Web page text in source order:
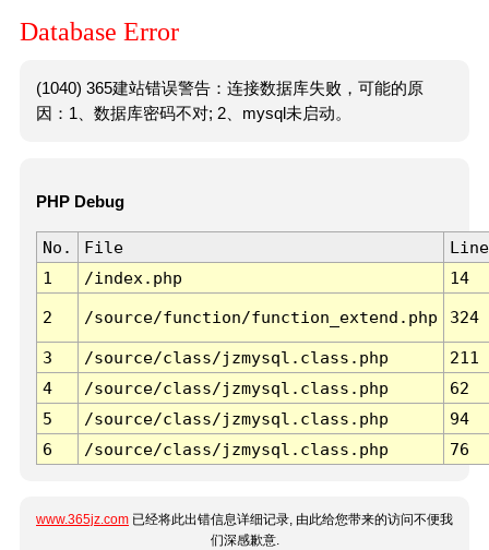
Database Error
(1040) 365建站错误警告：连接数据库失败，可能的原
因：1、数据库密码不对; 2、mysql未启动。
PHP Debug
No. File
Line
1
/index.php 14
2 /source/function/function_extend.php 324
3 /source/class/jzmysql.class.php
211
4
/source/class/jzmysql.class.php
62
5
/source/class/jzmysql.class.php
94
6
/source/class/jzmysql.class.php 76
www.365jz.com 已经将此出错信息详细记录, 由此给您带来的访问不便我
们深感歉意.